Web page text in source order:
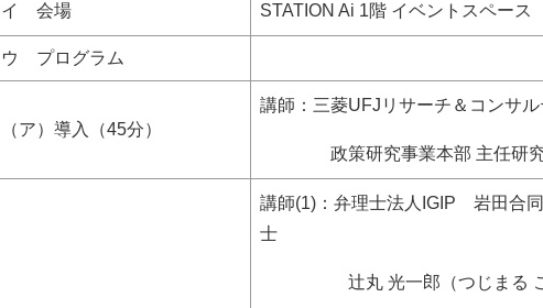
イ 会場 STATION Ai 1階 イベントスペース
ウ プログラム
（ア）導入（45分）
講師：三菱UFJリサーチ＆コンサ
政策研究事業本部 主任研究
講師(1)：弁理士法人IGIP 岩田合
士
辻丸 光一郎（つじまる こ